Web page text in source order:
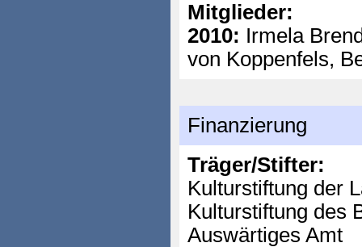
Mitglieder:
2010: Irmela
von Koppenfels,
Finanzierung
Träger/Stifter:
Kulturstiftung der
Kulturstiftung des
Auswärtiges Amt